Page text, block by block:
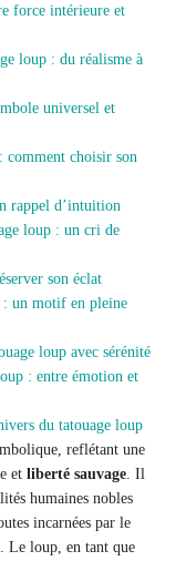
force intérieure et
loup : du réalisme à
universel et
comment choisir son
rappel d’intuition
loup : un cri de
son éclat
: un motif en pleine
loup avec sérénité
: entre émotion et
du tatouage loup
reflétant une
et liberté sauvage . Il
humaines nobles
incarnées par le
Le loup, en tant que